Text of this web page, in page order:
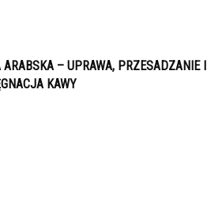
ARABSKA – UPRAWA, PRZESADZANIE I
KAWY